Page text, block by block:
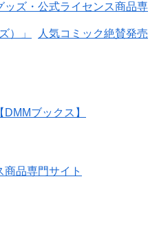
ズ・公式ライセンス商品専
）」 人気コミック絶賛発売
ブックス】
品専門サイト